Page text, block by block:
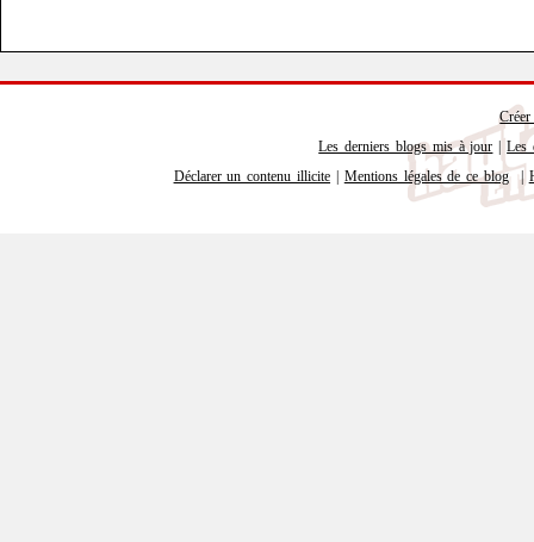
Les derniers blogs mis à jour |Les
Déclarer un contenu illicite
Mentions légales de ce blog |